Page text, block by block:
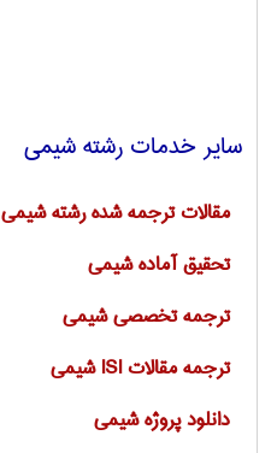
سایر خدمات رشته شيمی
مقالات ترجمه شده رشته شیمی
تحقیق آماده شیمی
ترجمه تخصصی شيمی
ترجمه مقالات ISI‌ شيمی
دانلود پروژه شیمی